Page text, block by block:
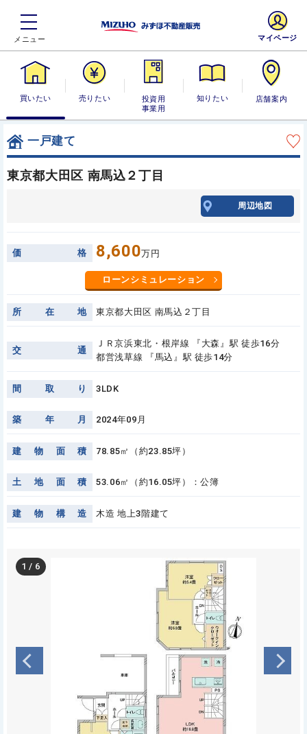
買いたい 売りたい
投資用・事業
用
知りたい 店舗案内
マイページ
一戸建て
東京都大田区 南馬込２丁目
周辺地図
価 格 8,600万円
ローンシミュレーション
所 在 地 東京都大田区 南馬込２丁目
交 通
ＪＲ京浜東北・根岸線 『大森』駅 徒歩16分
都営浅草線 『馬込』駅 徒歩14分
間 取 り 3LDK
築 年 月 2024年09月
建 物 面 積 78.85㎡（約23.85坪）
土 地 面 積 53.06㎡（約16.05坪）：公簿
建 物 構 造 木造 地上3階建て
1 / 6